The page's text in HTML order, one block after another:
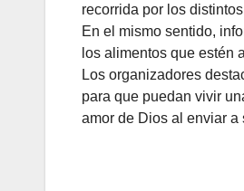
recorrida por los
En el mismo sentido,
los alimentos que estén
Los organizadores
para que puedan vivir
amor de Dios al enviar a